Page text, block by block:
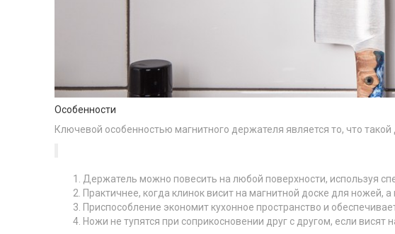
Особенности
Ключевой особенностью магнитного держателя является то, что
Держатель можно повесить на любой поверхности, используя
Практичнее, когда клинок висит на магнитной доске для
Приспособление экономит кухонное пространство и
Ножи не тупятся при соприкосновении друг с другом, если висят